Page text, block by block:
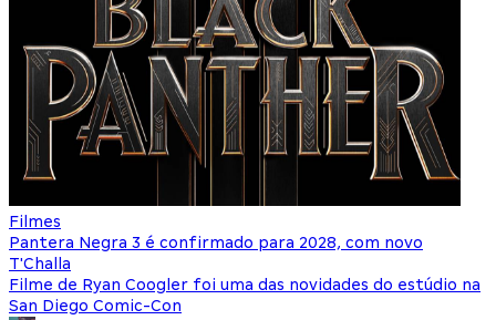
Filmes
Pantera Negra 3 é confirmado para 2028, com novo
T'Challa
Filme de Ryan Coogler foi uma das novidades do estúdio na
San Diego Comic-Con